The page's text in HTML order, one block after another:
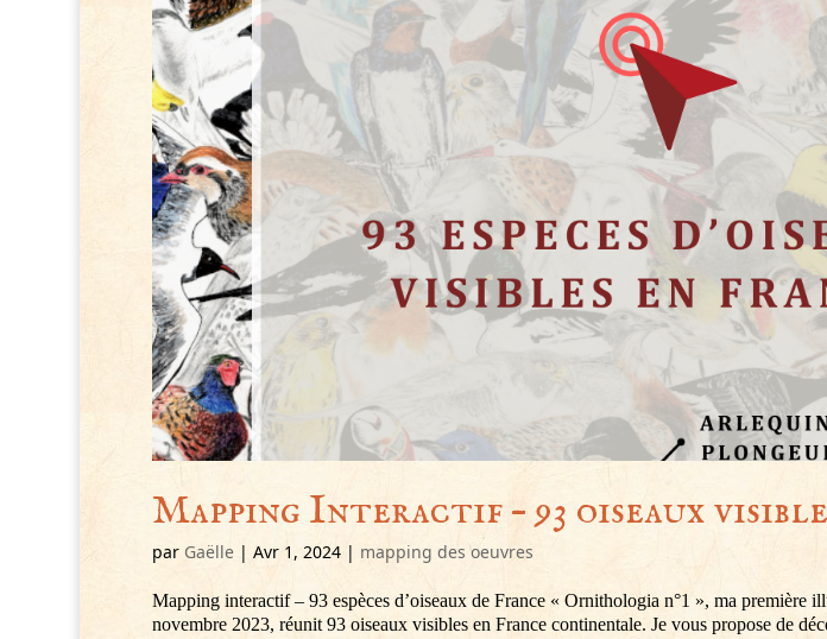
Mapping Interactif – 93 oiseaux
par Gaëlle| Avr 1, 2024| mapping des oeuvres
Mapping interactif – 93 espèces d’oiseaux de France « Ornithologia n°1 », ma première
novembre 2023, réunit 93 oiseaux visibles en France continentale. Je vous propose de